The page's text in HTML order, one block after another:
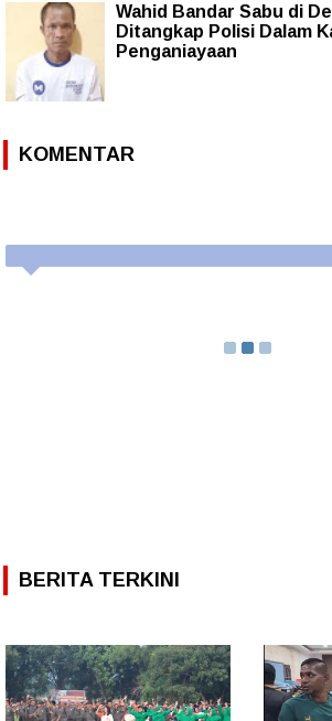
Wahid Bandar Sabu di
Ditangkap Polisi Dalam
Penganiayaan
KOMENTAR
BERITA TERKINI